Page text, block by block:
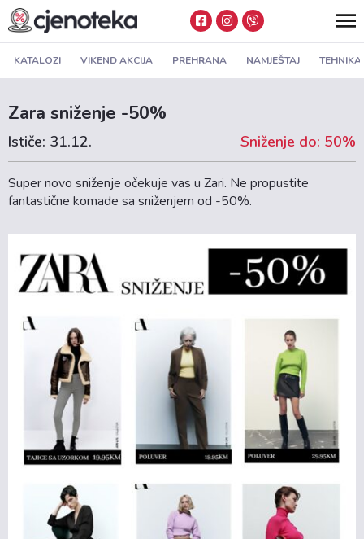
KATALOZI VIKEND AKCIJA PREHRANA NAMJEŠTAJ TEHNIKA
Zara sniženje -50%
Ističe: 31.12. Sniženje do: 50%
Super novo sniženje očekuje vas u Zari. Ne propustite
fantastične komade sa sniženjem od -50%.